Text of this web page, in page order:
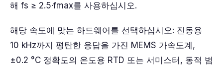
해 fs ≥ 2.5·fmax를 사용하십시오.
해당 속도에 맞는 하드웨어를 선택하십시오: 진동용
10 kHz까지 평탄한 응답을 가진 MEMS 가속도계,
±0.2 °C 정확도의 온도용 RTD 또는 서미스터, 동적 범